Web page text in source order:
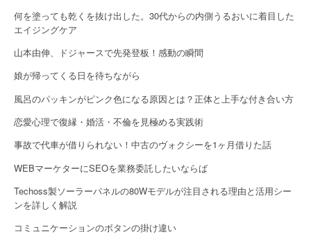
何を塗っても乾くを抜け出した。30代からの内側うるおいに着目した
エイジングケア
山本由伸、ドジャースで先発登板！感動の瞬間
娘が帰ってくる日を待ちながら
風呂のパッキンがピンク色になる原因とは？正体と上手な付き合い方
恋愛心理で復縁・婚活・不倫を見極める実践術
事故で代車が借りられない！中古のヴォクシーを1ヶ月借りた話
WEBマーケターにSEOを業務委託したいならば
Techoss製ソーラーパネルの80Wモデルが注目される理由と活用シー
ンを詳しく解説
コミュニケーションのボタンの掛け違い